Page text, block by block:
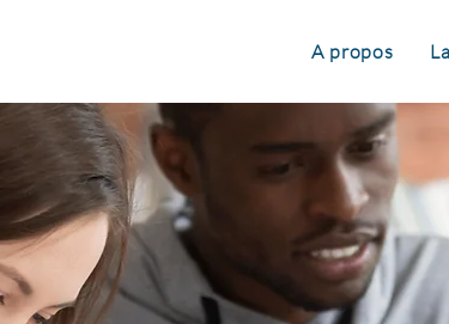
A propos